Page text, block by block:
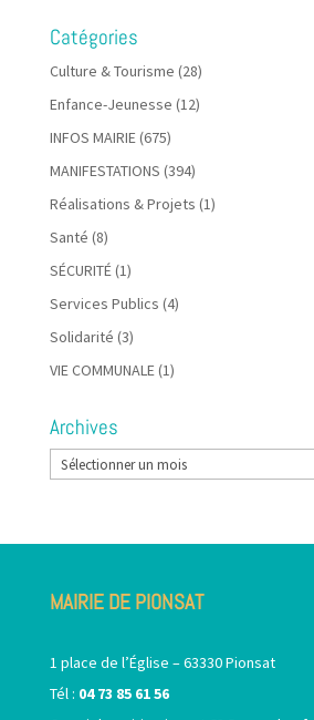
Catégories
Culture & Tourisme (28)
Enfance-Jeunesse (12)
INFOS MAIRIE(675)
MANIFESTATIONS (394)
Réalisations & Projets (1)
Santé (8)
SÉCURITÉ(1)
Services Publics (4)
Solidarité (3)
VIE COMMUNALE(1)
Archives
Archives
MAIRIE DE PIONSAT
1 place de l’Église – 63330 Pionsat
Tél : 04 73 85 61 56